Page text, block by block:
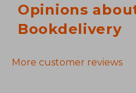
Opinions
Bookdelivery
More customer reviews